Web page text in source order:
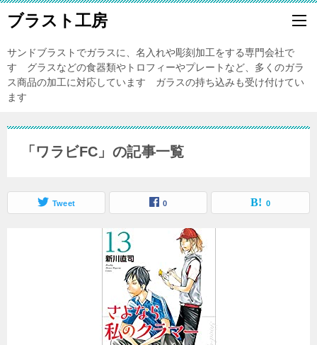
ブラスト工房
サンドブラストでガラスに、名入れや彫刻加工をする専門会社で
す グラスなどの食器類やトロフィーやプレートなど、多くのガラ
ス商品の加工に対応しています ガラスの持ち込みも受け付けてい
ます
「ワラビFC」の記事一覧
Tweet 0 0